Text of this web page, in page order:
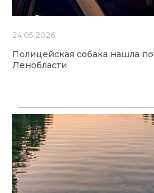
24.05.2026
Полицейская собака нашла
Ленобласти